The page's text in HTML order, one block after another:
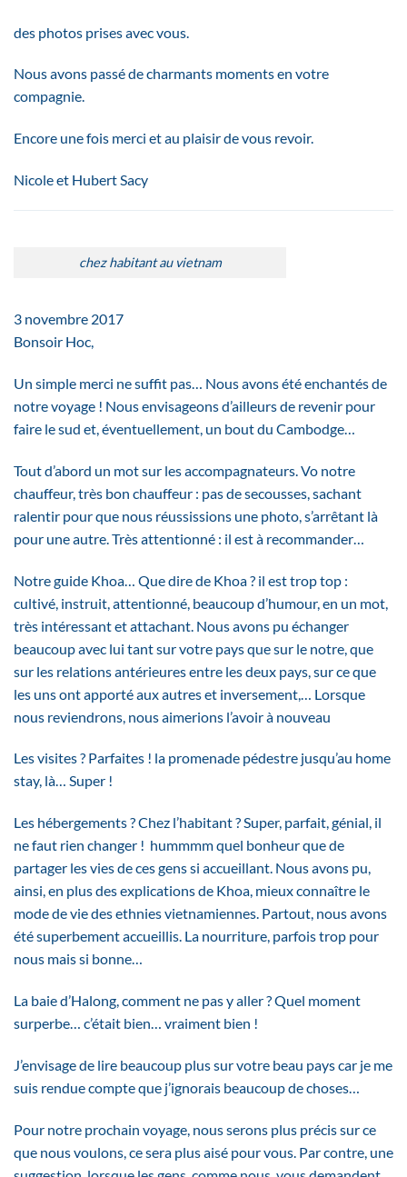
​des​ photos​ prises avec vous. ​
N​ous avons passé de charmants moments en votre
compagnie.
Encore une fois merci et au plaisir de vous revoir.
Nicole et Hubert Sacy
chez habitant au vietnam
3 novembre 2017
Bonsoir Hoc,
Un simple merci ne suffit pas… Nous avons été enchantés de
notre voyage ! Nous envisageons d’ailleurs de revenir pour
faire le sud et, éventuellement, un bout du Cambodge…
Tout d’abord un mot sur les accompagnateurs. Vo notre
chauffeur, très bon chauffeur : pas de secousses, sachant
ralentir pour que nous réussissions une photo, s’arrêtant là
pour une autre. Très attentionné : il est à recommander…
Notre guide Khoa… Que dire de Khoa ? il est trop top :
cultivé, instruit, attentionné, beaucoup d’humour, en un mot,
très intéressant et attachant. Nous avons pu échanger
beaucoup avec lui tant sur votre pays que sur le notre, que
sur les relations antérieures entre les deux pays, sur ce que
les uns ont apporté aux autres et inversement,… Lorsque
nous reviendrons, nous aimerions l’avoir à nouveau
Les visites ? Parfaites ! la promenade pédestre jusqu’au home
stay, là… Super !
Les hébergements ? Chez l’habitant ? Super, parfait, génial, il
ne faut rien changer ! hummmm quel bonheur que de
partager les vies de ces gens si accueillant. Nous avons pu,
ainsi, en plus des explications de Khoa, mieux connaître le
mode de vie des ethnies vietnamiennes. Partout, nous avons
été superbement accueillis. La nourriture, parfois trop pour
nous mais si bonne…
La baie d’Halong, comment ne pas y aller ? Quel moment
surperbe… c’était bien… vraiment bien !
J’envisage de lire beaucoup plus sur votre beau pays car je me
suis rendue compte que j’ignorais beaucoup de choses…
Pour notre prochain voyage, nous serons plus précis sur ce
que nous voulons, ce sera plus aisé pour vous. Par contre, une